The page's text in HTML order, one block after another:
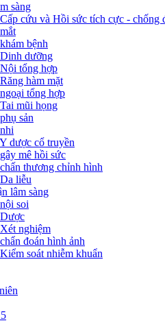
sàng
cứu và Hồi sức tích cực - chống
bệnh
dưỡng
tổng hợp
hàm mặt
tổng hợp
mũi họng
sản
dược cổ truyền
mê hồi sức
thương chỉnh hình
liễu
lâm sàng
soi
nghiệm
đoán hình ảnh
soát nhiễm khuẩn